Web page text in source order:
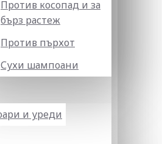
Против косопад и за
бърз растеж
Против пърхот
Сухи шампоани
и уреди